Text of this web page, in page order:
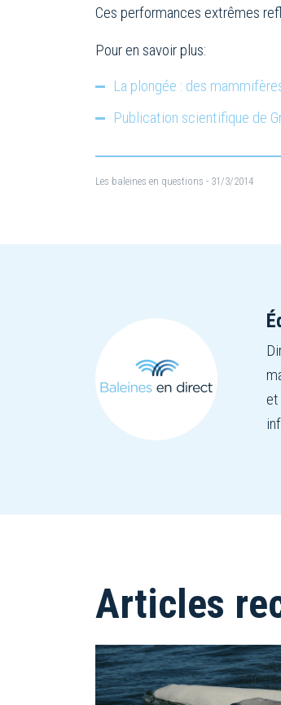
Ces performances extrêmes
Pour en savoir plus:
La plongée : des
Publication scientifique de
Les baleines en questions - 31/3/2014
Articles